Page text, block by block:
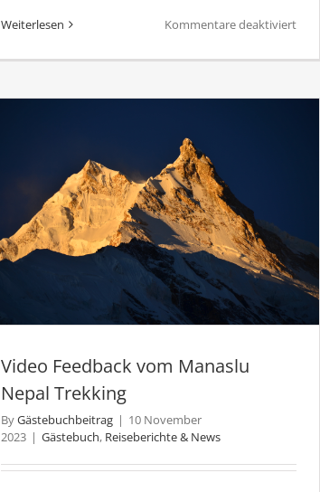
Weiterlesen Kommentare deaktiviertfür
zum
Video Feedback vom Manaslu
Nepal Trekking
ByGästebuchbeitrag | 10 November
2023 | Gästebuch, Reiseberichte & News